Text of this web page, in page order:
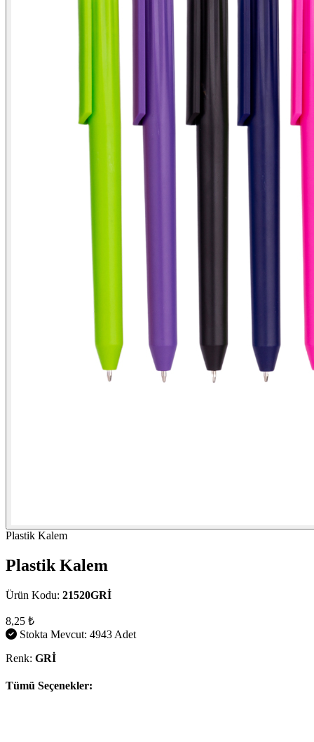
Plastik Kalem
Plastik Kalem
Ürün Kodu: 21520GRİ
8,25 ₺
Stokta Mevcut: 4943 Adet
Renk: GRİ
Tümü Seçenekler: